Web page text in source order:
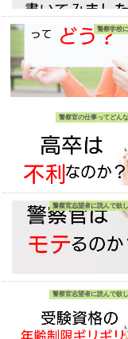
警察学校
警察官の仕事ってどん
警察官志望者に読んで欲
警察官志望者に読んで欲